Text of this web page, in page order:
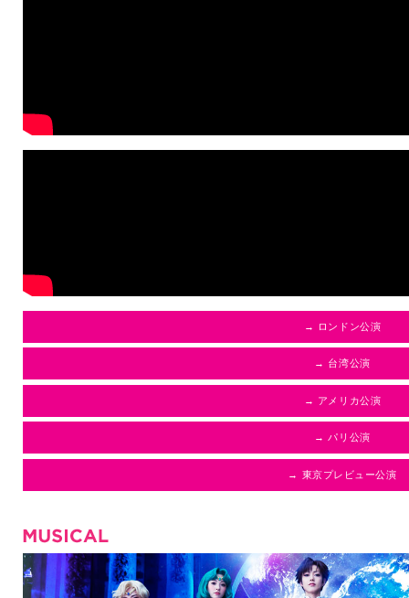
→ ロンドン公演
→ 台湾公演
→ アメリカ公演
→ パリ公演
→ 東京プレビュー公演